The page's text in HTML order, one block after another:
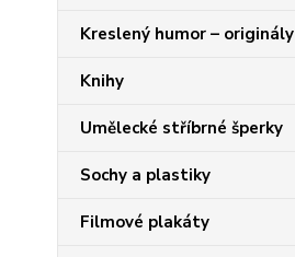
Kreslený humor – originály
Knihy
Umělecké stříbrné šperky
Sochy a plastiky
Filmové plakáty